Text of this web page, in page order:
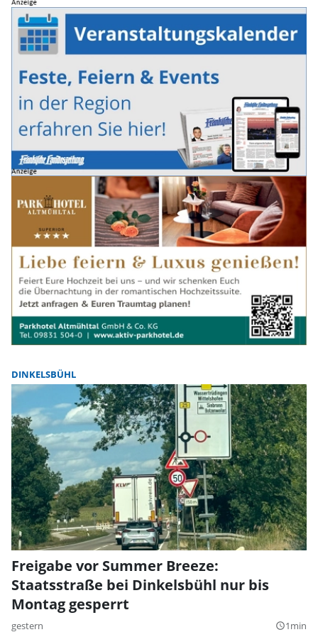
DINKELSBÜHL
Freigabe vor Summer Breeze:
Staatsstraße bei Dinkelsbühl nur bis
Montag gesperrt
gestern query_builder1min